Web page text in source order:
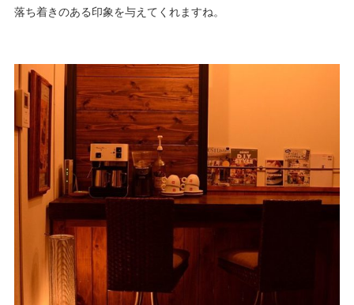
落ち着きのある印象を与えてくれますね。